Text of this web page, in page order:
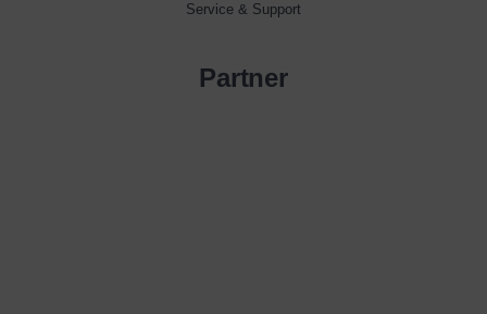
Service & Support
Partner